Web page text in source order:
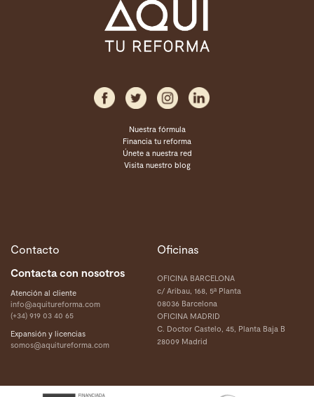
Nuestra fórmula
Financia tu reforma
Únete a nuestra red
Visita nuestro blog
Contacto
Contacta con nosotros
Atención al cliente
info@aquitureforma.com
(+34) 919 03 40 65
Expansión y licencias
somos@aquitureforma.com
Oficinas
OFICINA BARCELONA
c/ Aribau, 168, 5ª Planta
08036 Barcelona
OFICINA MADRID
C. Doctor Castelo, 45, Planta Baja B
28009 Madrid